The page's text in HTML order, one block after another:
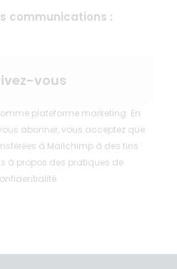
communications :
plateforme marketing. En
abonner, vous acceptez que
à Mailchimp à des fins
à propos des pratiques de